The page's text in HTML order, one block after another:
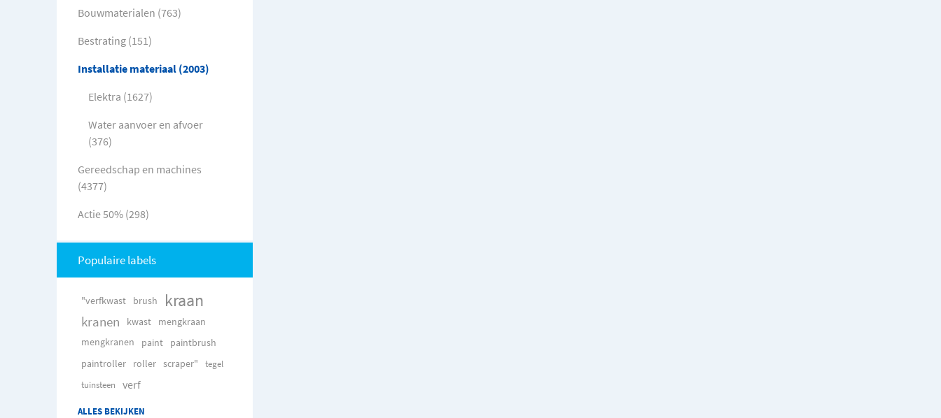
Bouwmaterialen (763)
Bestrating (151)
Installatie materiaal (2003)
Elektra (1627)
Water aanvoer en afvoer
(376)
Gereedschap en machines
(4377)
Actie 50% (298)
Populaire labels
"verfkwast brush kraan
kranen kwast mengkraan
mengkranen paint
paintbrush
paintroller
roller scraper"
tegel
tuinsteen
verf
ALLES BEKIJKEN